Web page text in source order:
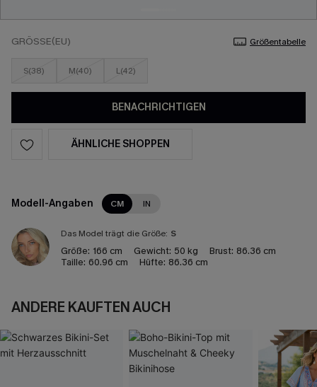
GRÖSSE(EU) Größentabelle
S(38) M(40) L(42)
BENACHRICHTIGEN
ÄHNLICHE SHOPPEN
Modell-Angaben CM IN
Das Model trägt die Größe: S
Größe: 166 cm Gewicht: 50 kg Brust: 86.36 cm
Taille: 60.96 cm Hüfte: 86.36 cm
ANDERE KAUFTEN AUCH